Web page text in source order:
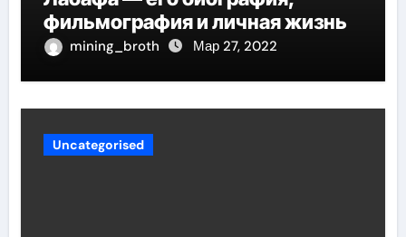
фильмография и личная жизнь
mining_broth Мар 27, 2022
Uncategorised